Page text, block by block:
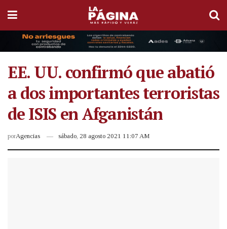
EE. UU. confirmó que abatió
a dos importantes terroristas
de ISIS en Afganistán
porAgencias sábado, 28 agosto 2021 11:07 AM